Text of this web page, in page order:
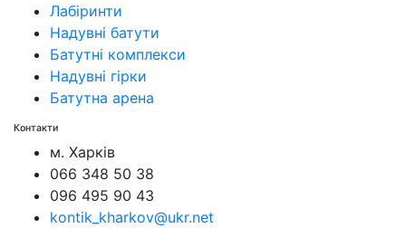
Лабіринти
Надувні батути
Батутні комплекси
Надувні гірки
Батутна арена
Контакти
м. Харків
066 348 50 38
096 495 90 43
kontik_kharkov@ukr.net